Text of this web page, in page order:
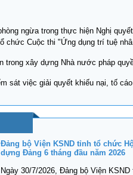
ngừa trong thực hiện Nghị
chức Cuộc thi "Ứng dụng trí tuệ
trong xây dựng Nhà nước pháp
sát việc giải quyết khiếu nại, tố
Đảng bộ Viện KSND tỉnh tổ chức
dựng Đảng 6 tháng đầu năm 2026
Ngày 30/7/2026, Đảng bộ Viện